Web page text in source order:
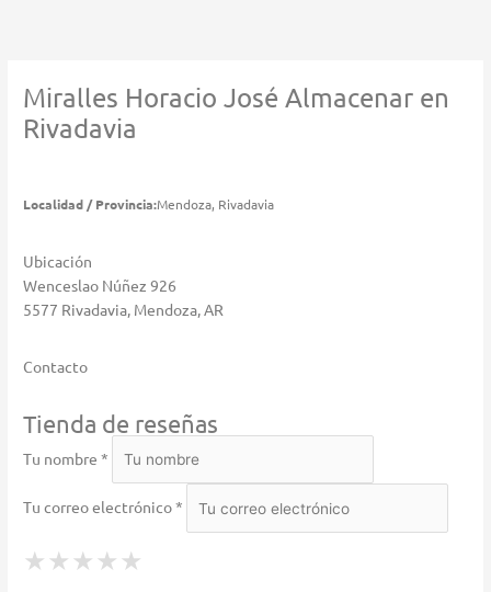
Miralles Horacio JoséAlmacenar en
Rivadavia
Localidad / Provincia:Mendoza, Rivadavia
Ubicación
Wenceslao Núñez 926
5577 Rivadavia, Mendoza, AR
Contacto
Tienda de reseñas
Tu nombre *
Tu correo electrónico *
★ 1 Star
★ ★ 2 Stars
★ ★ ★ 3 Stars
★ ★ ★ ★ 4 Stars
★ ★ ★ ★ ★